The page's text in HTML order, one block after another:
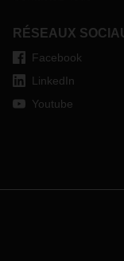
RÉSEAUX
Facebook
LinkedIn
Youtube